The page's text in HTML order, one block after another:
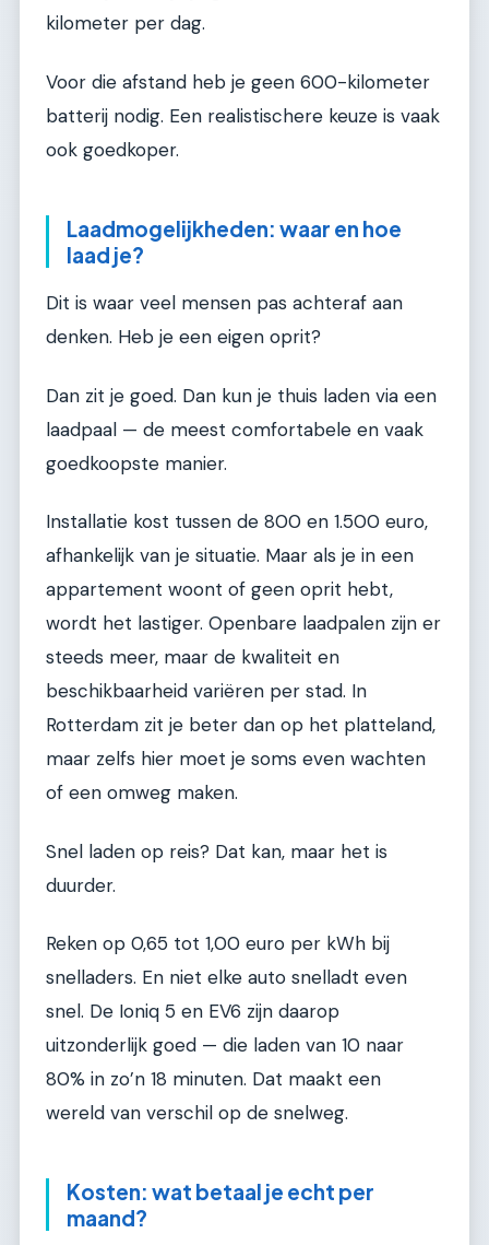
kilometer per dag.
Voor die afstand heb je geen 600-kilometer
batterij nodig. Een realistischere keuze is vaak
ook goedkoper.
Laadmogelijkheden: waar en hoe
laad je?
Dit is waar veel mensen pas achteraf aan
denken. Heb je een eigen oprit?
Dan zit je goed. Dan kun je thuis laden via een
laadpaal — de meest comfortabele en vaak
goedkoopste manier.
Installatie kost tussen de 800 en 1.500 euro,
afhankelijk van je situatie. Maar als je in een
appartement woont of geen oprit hebt,
wordt het lastiger. Openbare laadpalen zijn er
steeds meer, maar de kwaliteit en
beschikbaarheid variëren per stad. In
Rotterdam zit je beter dan op het platteland,
maar zelfs hier moet je soms even wachten
of een omweg maken.
Snel laden op reis? Dat kan, maar het is
duurder.
Reken op 0,65 tot 1,00 euro per kWh bij
snelladers. En niet elke auto snelladt even
snel. De Ioniq 5 en EV6 zijn daarop
uitzonderlijk goed — die laden van 10 naar
80% in zo’n 18 minuten. Dat maakt een
wereld van verschil op de snelweg.
Kosten: wat betaal je echt per
maand?